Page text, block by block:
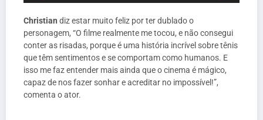
Christian diz estar muito feliz por ter dublado o
personagem, “O filme realmente me tocou, e não consegui
conter as risadas, porque é uma história incrível sobre tênis
que têm sentimentos e se comportam como humanos. E
isso me faz entender mais ainda que o cinema é mágico,
capaz de nos fazer sonhar e acreditar no impossível!”,
comenta o ator.